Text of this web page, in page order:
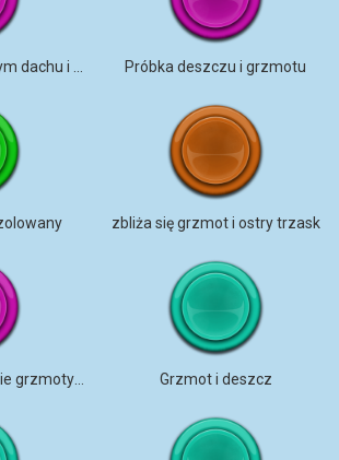
Próbka deszczu i grzmotu
zbliża się grzmot i ostry trzask
Ulewny deszcz, długie grzmoty w Dubrowniku Grzmot i deszcz